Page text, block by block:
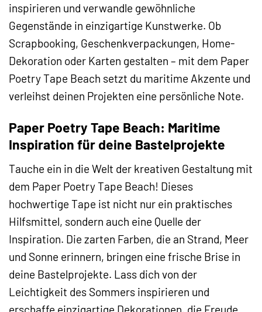
inspirieren und verwandle gewöhnliche
Gegenstände in einzigartige Kunstwerke. Ob
Scrapbooking, Geschenkverpackungen, Home-
Dekoration oder Karten gestalten – mit dem Paper
Poetry Tape Beach setzt du maritime Akzente und
verleihst deinen Projekten eine persönliche Note.
Paper Poetry Tape Beach: Maritime
Inspiration für deine Bastelprojekte
Tauche ein in die Welt der kreativen Gestaltung mit
dem Paper Poetry Tape Beach! Dieses
hochwertige Tape ist nicht nur ein praktisches
Hilfsmittel, sondern auch eine Quelle der
Inspiration. Die zarten Farben, die an Strand, Meer
und Sonne erinnern, bringen eine frische Brise in
deine Bastelprojekte. Lass dich von der
Leichtigkeit des Sommers inspirieren und